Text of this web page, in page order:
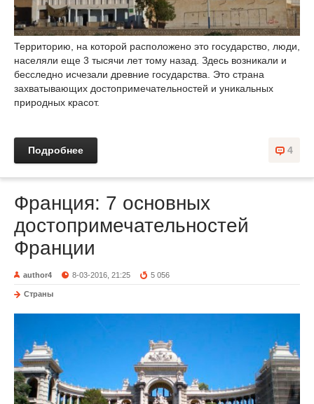
Территорию, на которой расположено это государство, люди,
населяли еще 3 тысячи лет тому назад. Здесь возникали и
бесследно исчезали древние государства. Это страна
захватывающих достопримечательностей и уникальных
природных красот.
4
Подробнее
Франция: 7 основных
достопримечательностей
Франции
author4 8-03-2016, 21:25 5 056
Страны